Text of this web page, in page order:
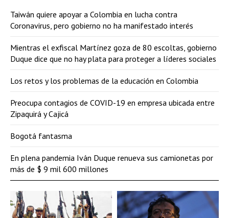
Taiwán quiere apoyar a Colombia en lucha contra
Coronavirus, pero gobierno no ha manifestado interés
Mientras el exfiscal Martínez goza de 80 escoltas, gobierno
Duque dice que no hay plata para proteger a líderes sociales
Los retos y los problemas de la educación en Colombia
Preocupa contagios de COVID-19 en empresa ubicada entre
Zipaquirá y Cajicá
Bogotá fantasma
En plena pandemia Iván Duque renueva sus camionetas por
más de $ 9 mil 600 millones